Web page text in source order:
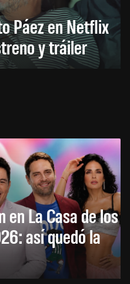
Páez en Netflix
y tráiler
en La Casa de los
así quedó la